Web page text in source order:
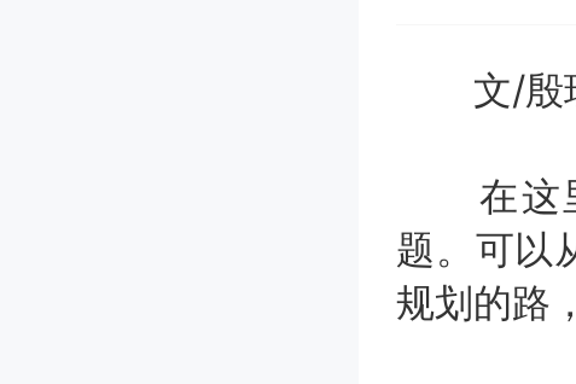
文/殷玖
在这里
题。可以
规划的路